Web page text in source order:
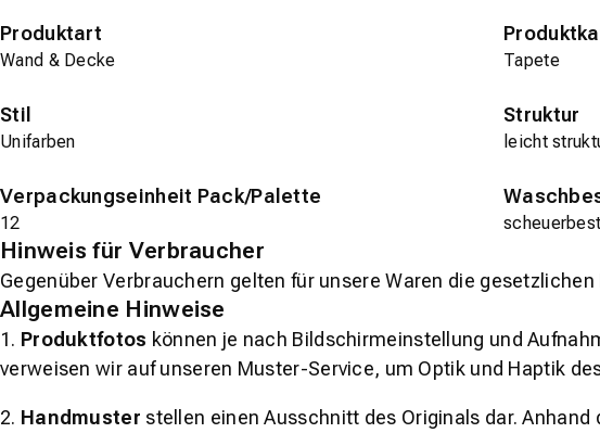
Produktart
Wand & Decke Tapete
Stil
Unifarben
Struktur
leicht
Verpackungseinheit Pack/Palette
12
Hinweis für Verbraucher
Gegenüber Verbrauchern gelten für unsere Waren die
Allgemeine Hinweise
1. Produktfotos können je nach Bildschirmeinstellung und
verweisen wir auf unseren Muster-Service, um Optik und Haptik
2. Handmuster stellen einen Ausschnitt des Originals dar.